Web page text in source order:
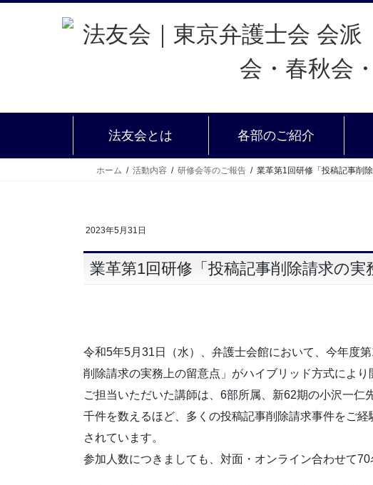
法友会とは 各部のご紹介
ホーム 活動内容 研修会等のご報告 業革第1回研修「投稿記事削
2023年5月31日
業革第1回研修「投稿記事削除請求の実
令和5年5月31日（水）、弁護士会館において、今年度
削除請求の実務上の留意点」がハイブリッド方式により
ご担当いただいた講師は、6部所属、新62期の小沢一仁
千件を数えるほど、多くの投稿記事削除請求事件をご
されています。
参加人数につきましても、対面・オンライン合わせて